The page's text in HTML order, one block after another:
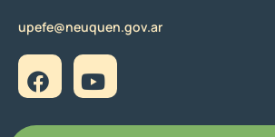
upefe@neuquen.gov.ar